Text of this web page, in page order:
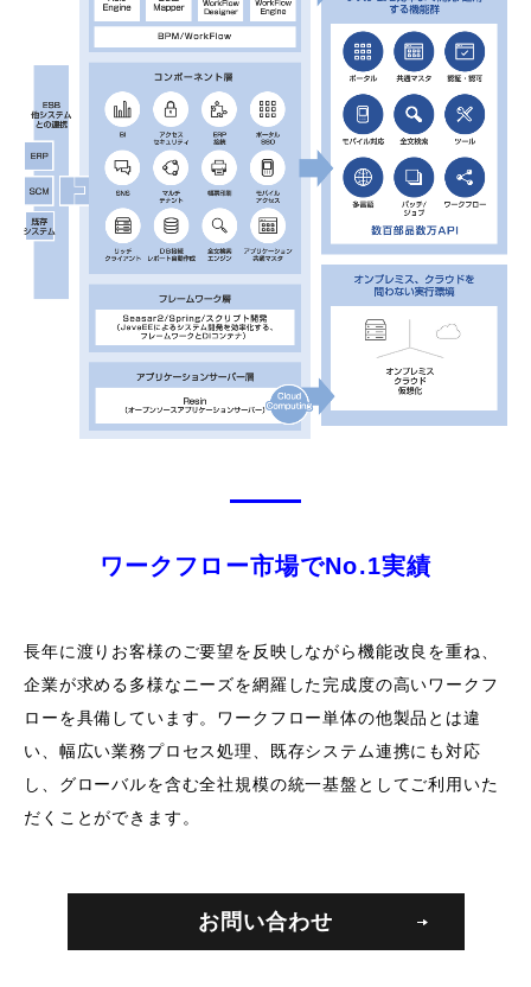
ワークフロー市場でNo.1実績
長年に渡りお客様のご要望を反映しながら機能改良を重ね、
企業が求める多様なニーズを網羅した完成度の高いワークフ
ローを具備しています。ワークフロー単体の他製品とは違
い、幅広い業務プロセス処理、既存システム連携にも対応
し、グローバルを含む全社規模の統一基盤としてご利用いた
だくことができます。
お問い合わせ